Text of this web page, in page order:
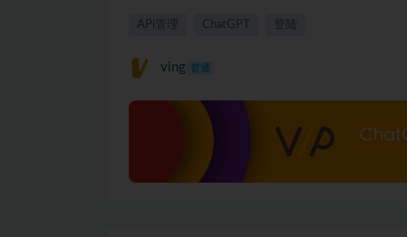
APi管理 ChatGPT 登陆
ving 普通